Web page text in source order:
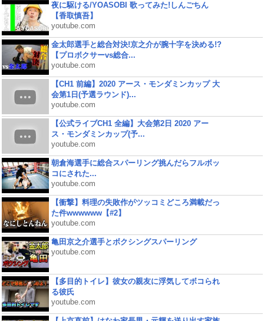
夜に駆ける/YOASOBI 歌ってみた!しんごちん
【香取慎吾】
youtube.com
金太郎選手と総合対決!京之介が腕十字を決める!?
【プロボクサーvs総合...
youtube.com
【CH1 前編】2020 アース・モンダミンカップ 大
会第1日(予選ラウンド)...
youtube.com
【公式ライブCH1 全編】大会第2日 2020 アー
ス・モンダミンカップ(予...
youtube.com
朝倉海選手に総合スパーリング挑んだらフルボッ
コにされた...
youtube.com
【衝撃】料理の失敗作がツッコミどころ満載だっ
た件wwwwww【#2】
youtube.com
亀田京之介選手とボクシングスパーリング
youtube.com
【多目的トイレ】彼女の親友に浮気してボコられ
る彼氏
youtube.com